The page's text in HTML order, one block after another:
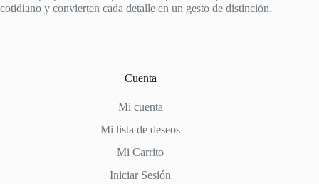
cotidiano y convierten cada detalle en un gesto de distinción.
Cuenta
Mi cuenta
Mi lista de deseos
Mi Carrito
Iniciar Sesión